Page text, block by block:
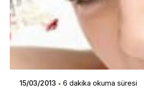
15/03/2013 6 dakika okuma süresi